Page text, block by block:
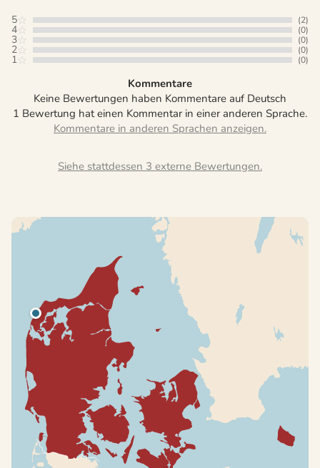
5 (2)
4 (0)
3 (0)
2 (0)
1 (0)
Kommentare
Keine Bewertungen haben Kommentare auf Deutsch
1 Bewertung hat einen Kommentar in einer anderen Sprache.
Siehe stattdessen 3 externe Bewertungen.